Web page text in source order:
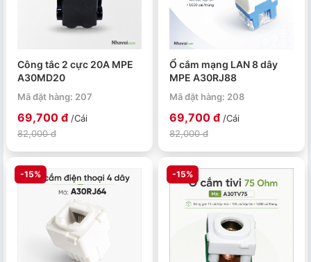
Công tắc 2 cực 20A MPE
A30MD20
Mã đặt hàng: 207
69,700 đ /Cái
82,000 đ
Ổ cắm mạng LAN 8 dây
MPE A30RJ88
Mã đặt hàng: 208
69,700 đ /Cái
82,000 đ
-15% -15%